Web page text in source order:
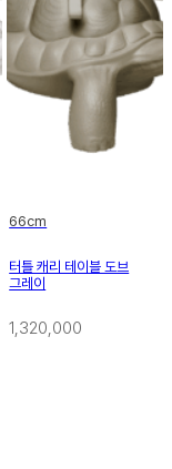
66cm
터틀 캐리 테이블 도브
그레이
1,320,000